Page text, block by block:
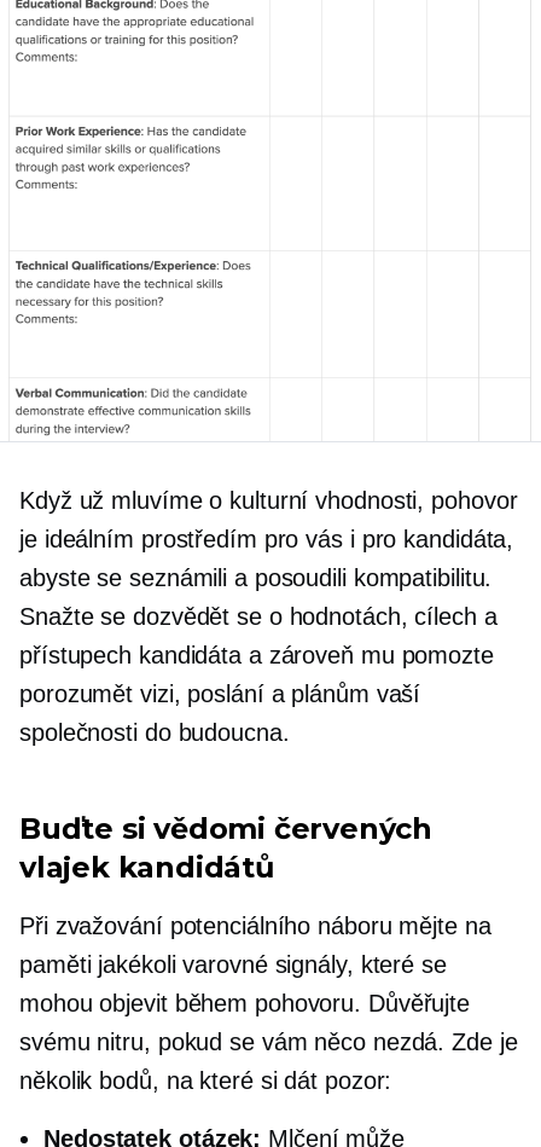
Když už mluvíme o kulturní vhodnosti, pohovor
je ideálním prostředím pro vás i pro kandidáta,
abyste se seznámili a posoudili kompatibilitu.
Snažte se dozvědět se o hodnotách, cílech a
přístupech kandidáta a zároveň mu pomozte
porozumět vizi, poslání a plánům vaší
společnosti do budoucna.
Buďte si vědomi červených
vlajek kandidátů
Při zvažování potenciálního náboru mějte na
paměti jakékoli varovné signály, které se
mohou objevit během pohovoru. Důvěřujte
svému nitru, pokud se vám něco nezdá. Zde je
několik bodů, na které si dát pozor:
Nedostatek otázek: Mlčení může